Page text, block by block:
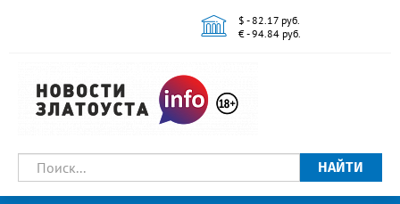
$ - 82.17 руб.
€ - 94.84 руб.
НАЙТИ